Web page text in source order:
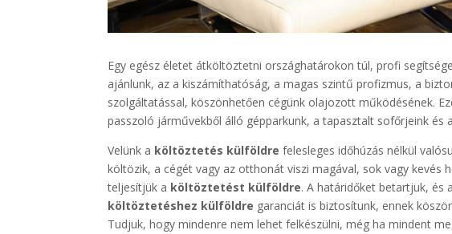
Egy egész életet átköltöztetni országhatárokon túl, profi
ajánlunk, az a kiszámíthatóság, a magas szintű profizmus, a
szolgáltatással, köszönhetően cégünk olajozott működésének.
passzoló járművekből álló gépparkunk, a tapasztalt sofőrjeink és
Velünk a költöztetés külföldre felesleges időhúzás nélkül
költözik, a cégét vagy az otthonát viszi magával, sok vagy kevés
teljesítjük a költöztetést külföldre. A határidőket betartjuk, és
költöztetéshez külföldre garanciát is biztosítunk, ennek
Tudjuk, hogy mindenre nem lehet felkészülni, még ha mindent